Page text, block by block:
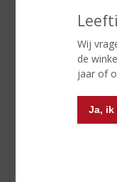
Wij
de
jaar of
Ja, ik
WHISKY VAN DE
RUM VAN DE
BIER VAN DE
EXCLUSIEF